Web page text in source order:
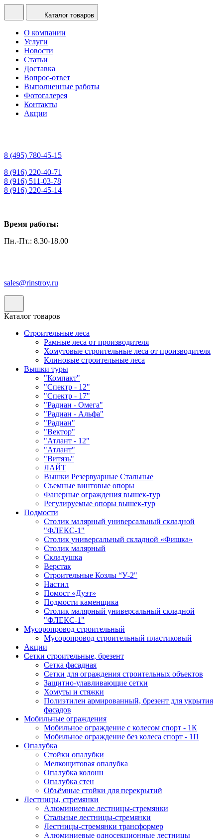
Каталог товаров
О компании
Услуги
Новости
Статьи
Доставка
Вопрос-ответ
Выполненные работы
Фотогалерея
Контакты
Акции
8 (495) 780-45-15
8 (916) 220-40-71
8 (916) 511-03-78
8 (916) 220-45-14
Время работы:
Пн.-Пт.: 8.30-18.00
sales@rinstroy.ru
Каталог товаров
Строительные леса
Рамные леса от производителя
Хомутовые строительные леса от производителя
Клиновые строительные леса
Вышки туры
"Компакт"
"Спектр - 12"
"Спектр - 17"
"Радиан - Омега"
"Радиан - Альфа"
"Радиан"
"Вектор"
"Атлант - 12"
"Атлант"
"Витязь"
ЛАЙТ
Вышки Резервуарные Стальные
Съемные винтовые опоры
Фанерные ограждения вышек-тур
Регулируемые опоры вышек-тур
Подмости
Столик малярный универсальный складной
"ФЛЕКС-1"
Столик универсальный складной «Фишка»
Столик малярный
Складушка
Верстак
Строительные Козлы “У-2"
Настил
Помост «Дуэт»
Подмости каменщика
Столик малярный универсальный складной
"ФЛЕКС-1"
Мусоропровод строительный
Мусоропровод строительный пластиковый
Акции
Сетки строительные, брезент
Сетка фасадная
Сетки для ограждения строительных объектов
Защитно-улавливающие сетки
Хомуты и стяжки
Полиэтилен армированный, брезент для укрытия
фасадов
Мобильные ограждения
Мобильное ограждение с колесом спорт - 1К
Мобильное ограждение без колеса спорт - 1П
Опалубка
Стойки опалубки
Мелкощитовая опалубка
Опалубка колонн
Опалубка стен
Объёмные стойки для перекрытий
Лестницы, стремянки
Алюминиевые лестницы-стремянки
Стальные лестницы-стремянки
Лестницы-стремянки трансформер
Алюминиевые односекционные лестницы